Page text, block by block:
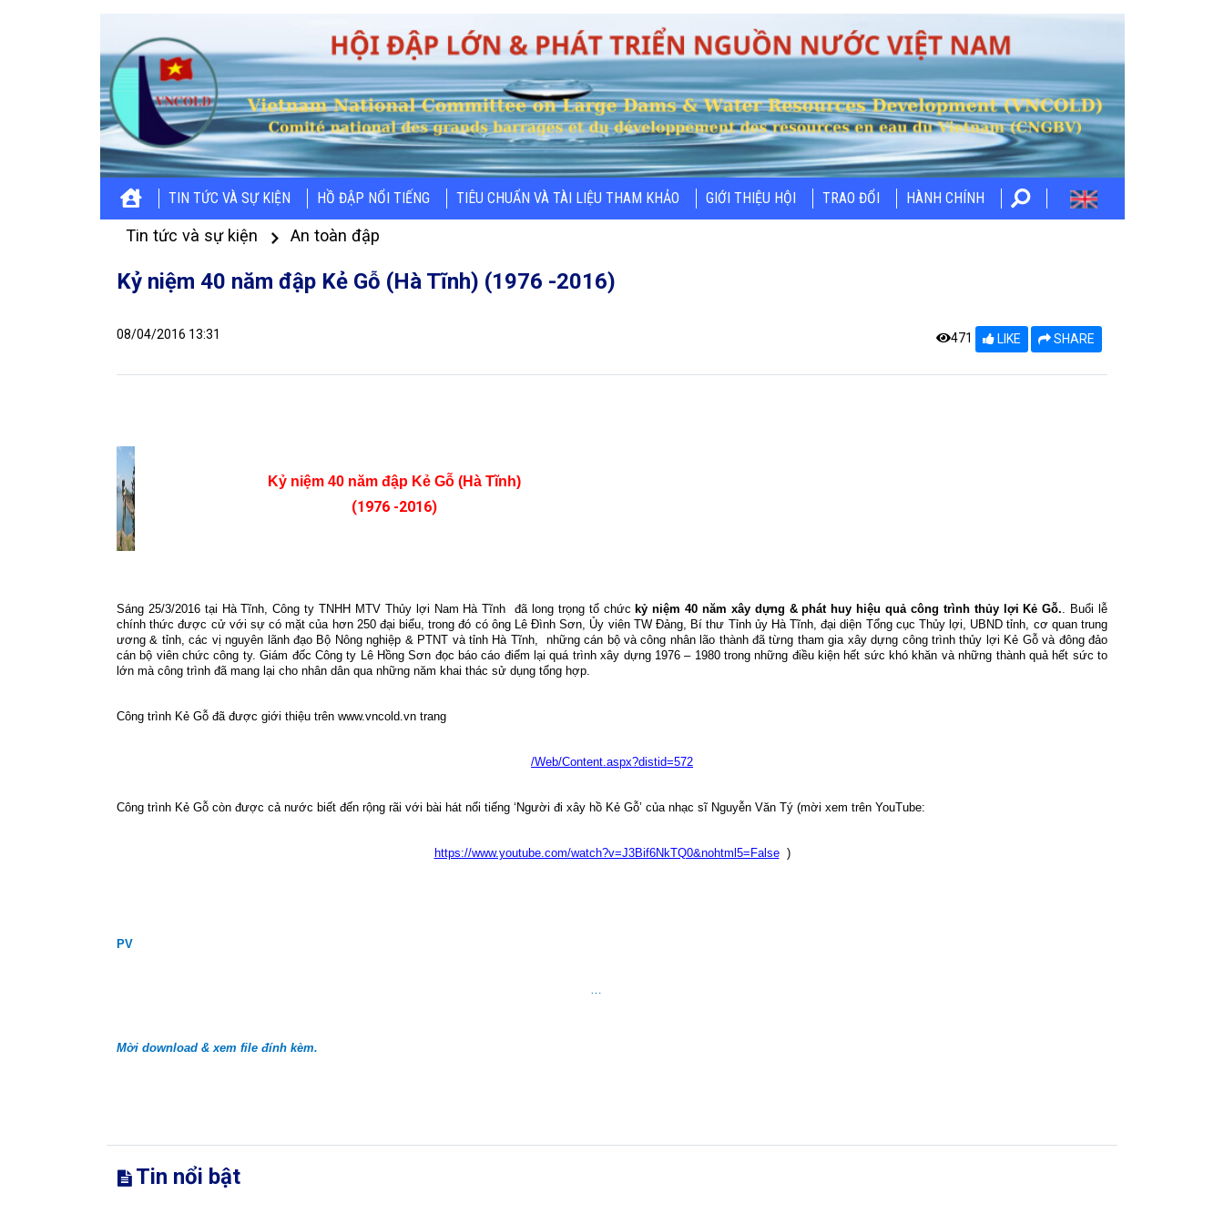
TIN TỨC VÀ SỰ KIỆN HỒ ĐẬP NỔI TIẾNG TIÊU CHUẨN VÀ TÀI LIỆU THAM KHẢO GIỚI THIỆU HỘI TRAO ĐỔI HÀNH CHÍNH
Tin tức và sự kiện An toàn đập
Kỷ niệm 40 năm đập Kẻ Gỗ (Hà Tĩnh) (1976 -2016)
08/04/2016 13:31 471 LIKE SHARE
Kỷ niệm 40 năm đập Kẻ Gỗ (Hà Tĩnh)
(1976 -2016)
Sáng 25/3/2016 tại Hà Tĩnh, Công ty TNHH MTV Thủy lợi Nam Hà Tĩnh đã long trọng tổ chức kỷ niệm 40 năm xây dựng & phát huy hiệu quả công trình thủy lợi Kẻ Gỗ.. Buổi lễ
chính thức được cử với sự có mặt của hơn 250 đại biểu, trong đó có ông Lê Đình Sơn, Ủy viên TW Đảng, Bí thư Tỉnh ủy Hà Tĩnh, đại diện Tổng cục Thủy lợi, UBND tỉnh, cơ quan trung
ương & tỉnh, các vị nguyên lãnh đạo Bộ Nông nghiệp & PTNT và tỉnh Hà Tĩnh,
những cán bộ và công nhân lão thành đã từng tham gia xây dựng công trình thủy lợi Kẻ Gỗ và đông đảo
cán bộ viên chức công ty. Giám đốc Công ty Lê Hồng Sơn đọc báo cáo điểm lại quá trình xây dựng 1976 – 1980 trong những điều kiện hết sức khó khăn và những thành quả hết sức to
lớn mà công trình đã mang lại cho nhân dân qua những năm khai thác sử dụng tổng hợp.
Công trình Kẻ Gỗ đã được giới thiệu trên www.vncold.vn trang
/Web/Content.aspx?distid=572
Công trình Kẻ Gỗ còn được cả nước biết đến rộng rãi với bài hát nổi tiếng ‘Người đi xây hồ Kẻ Gỗ’ của nhạc sĩ Nguyễn Văn Tý (mời xem trên YouTube:
https://www.youtube.com/watch?v=J3Bif6NkTQ0&nohtml5=False )
PV
…
Mời download & xem file đính kèm.
Tin nổi bật